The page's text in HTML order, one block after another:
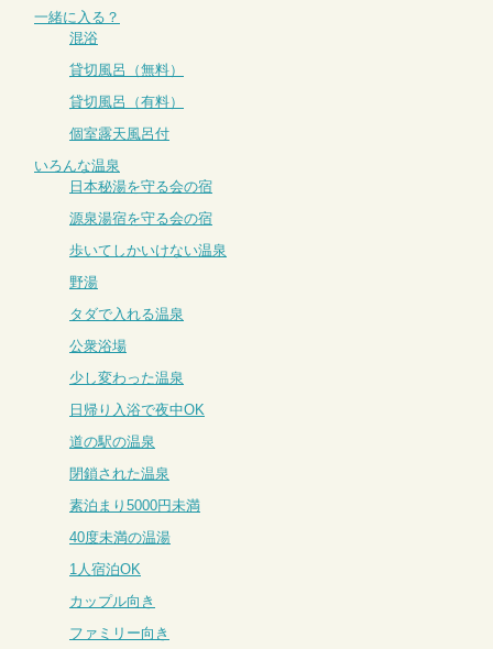
一緒に入る？
混浴
貸切風呂（無料）
貸切風呂（有料）
個室露天風呂付
いろんな温泉
日本秘湯を守る会の宿
源泉湯宿を守る会の宿
歩いてしかいけない温泉
野湯
タダで入れる温泉
公衆浴場
少し変わった温泉
日帰り入浴で夜中OK
道の駅の温泉
閉鎖された温泉
素泊まり5000円未満
40度未満の温湯
1人宿泊OK
カップル向き
ファミリー向き